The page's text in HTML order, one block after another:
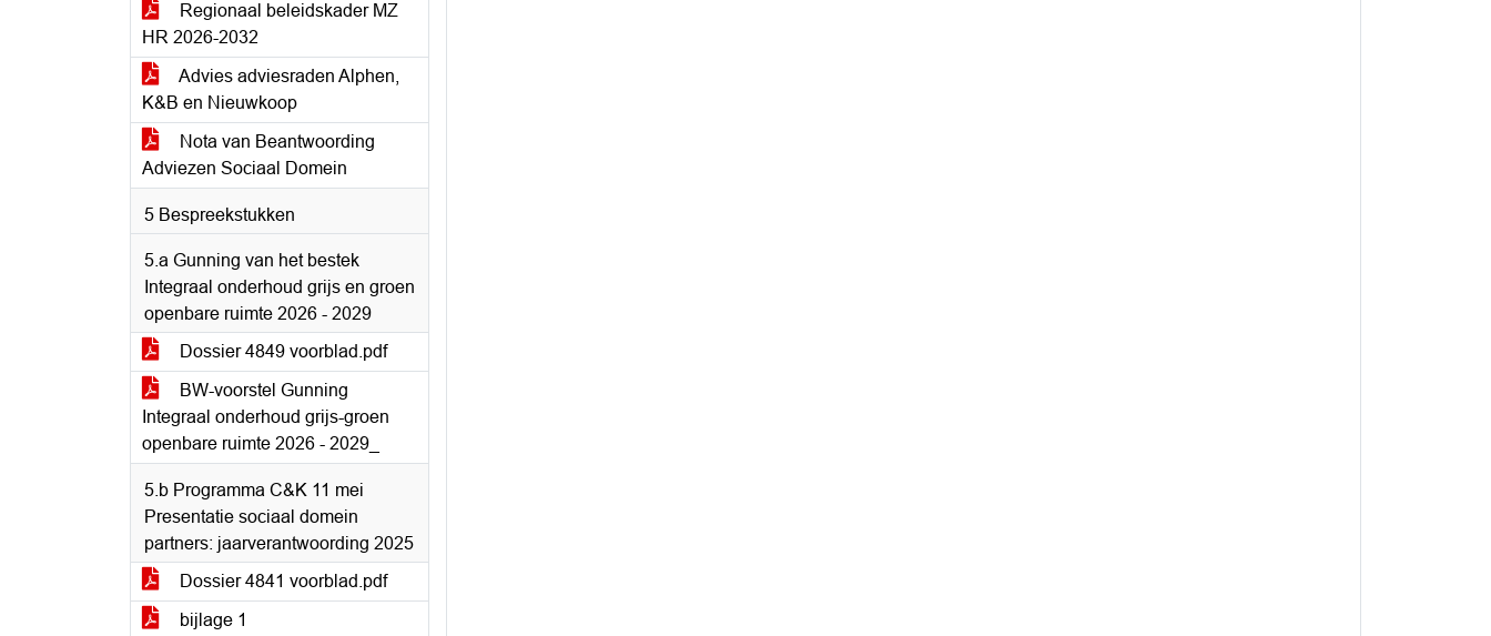
Regionaal beleidskader MZ
HR 2026-2032
Advies adviesraden Alphen,
K&B en Nieuwkoop
Nota van Beantwoording
Adviezen Sociaal Domein
5 Bespreekstukken
5.a Gunning van het bestek
Integraal onderhoud grijs en groen
openbare ruimte 2026 - 2029
Dossier 4849 voorblad.pdf
BW-voorstel Gunning
Integraal onderhoud grijs-groen
openbare ruimte 2026 - 2029_
5.b Programma C&K 11 mei
Presentatie sociaal domein
partners: jaarverantwoording 2025
Dossier 4841 voorblad.pdf
bijlage 1